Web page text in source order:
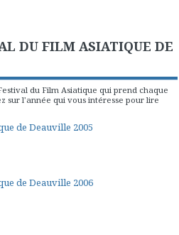
DU FILM ASIATIQUE DE
du Film Asiatique qui prend chaque
sur l'année qui vous intéresse pour lire
de Deauville 2005
de Deauville 2006